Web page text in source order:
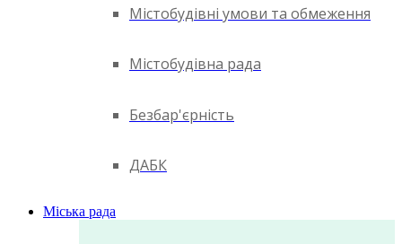
Містобудівні умови та обмеження
Містобудівна рада
Безбар'єрність
ДАБК
Міська рада